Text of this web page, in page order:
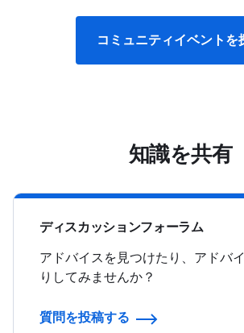
コミュニティイベントを
知識を共有
ディスカッションフォーラム
アドバイスを見つけたり、アドバ
りしてみませんか？
質問を投稿する